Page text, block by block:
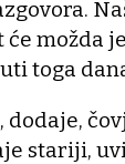
možda
toga
dodaje,
stariji,